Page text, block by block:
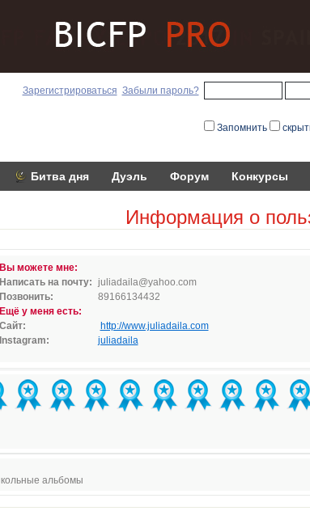
Зарегистрироваться Забыли пароль?
Запомнить
Битва дня Дуэль Форум Конкурсы
Информация о
Вы можете мне:
Написать на почту: juliadail a@yahoo.com
Позвонить:
89166134432
Ещё у меня есть:
Сайт:
http://www.juliadaila.com
Instagram:
juliadaila
альбомы